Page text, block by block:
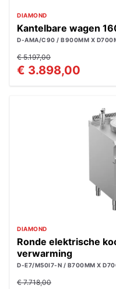
DIAMOND
Kantelbare wagen
D-AMA/C90 / B900MM X
€ 5.197,00
€ 3.898,00
DIAMOND
Ronde elektrische
verwarming
D-E7/M50I7-N / B700MM X
€ 7.718,00